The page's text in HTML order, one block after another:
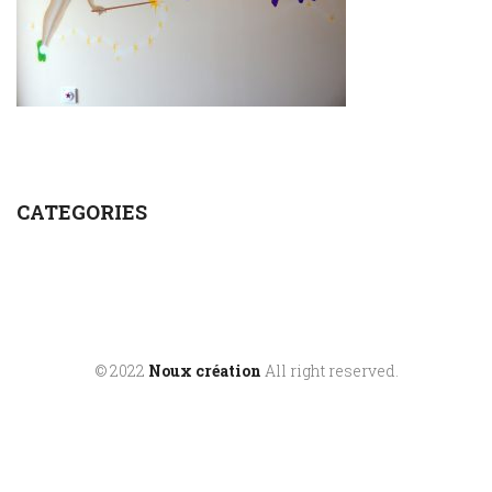
CATEGORIES
© 2022 Noux création All right reserved.